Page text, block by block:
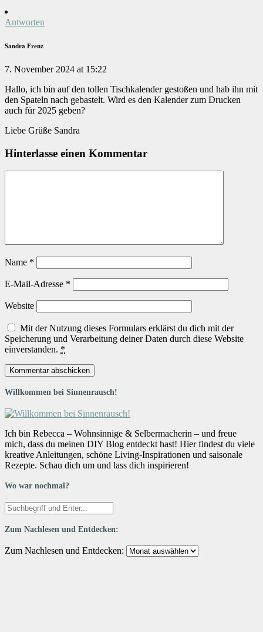
Antworten
Sandra Frenz
7. November 2024 at 15:22
Hallo, ich bin auf den tollen Tischkalender gestoßen und hab ihn mit
den Spateln nach gebastelt. Wird es den Kalender zum Drucken
auch für 2025 geben?
Liebe Grüße Sandra
Hinterlasse einen Kommentar
Name *
E-Mail-Adresse *
Website
Mit der Nutzung dieses Formulars erklärst du dich mit der
Speicherung und Verarbeitung deiner Daten durch diese Website
einverstanden. *
Willkommen bei Sinnenrausch!
Ich bin Rebecca – Wohnsinnige & Selbermacherin – und freue
mich, dass du meinen DIY Blog entdeckt hast! Hier findest du viele
kreative Anleitungen, schöne Living-Inspirationen und saisonale
Rezepte. Schau dich um und lass dich inspirieren!
Wo war nochmal?
Zum Nachlesen und Entdecken:
Zum Nachlesen und Entdecken: